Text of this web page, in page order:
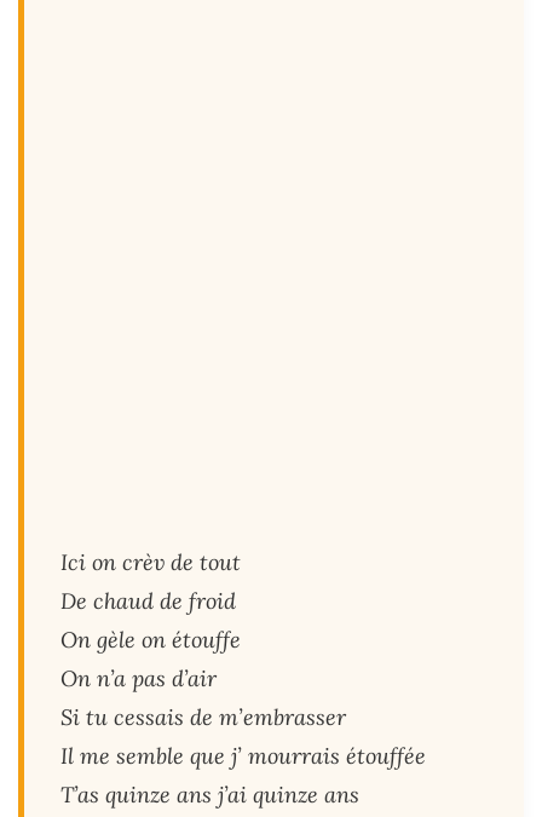
Ici on crèv de tout
De chaud de froid
On gèle on étouffe
On n’a pas d’air
Si tu cessais de m’embrasser
Il me semble que j’ mourrais étouffée
T’as quinze ans j’ai quinze ans